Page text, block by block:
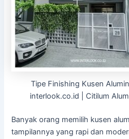
Tipe Finishing Kusen
interlook.co.id | Citilum
Banyak orang memilih kusen
tampilannya yang rapi dan